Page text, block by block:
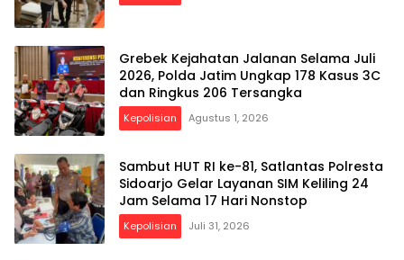
Grebek Kejahatan Jalanan Selama Juli
2026, Polda Jatim Ungkap 178 Kasus 3C
dan Ringkus 206 Tersangka
Kepolisian Agustus 1, 2026
Sambut HUT RI ke-81, Satlantas Polresta
Sidoarjo Gelar Layanan SIM Keliling 24
Jam Selama 17 Hari Nonstop
Kepolisian Juli 31, 2026